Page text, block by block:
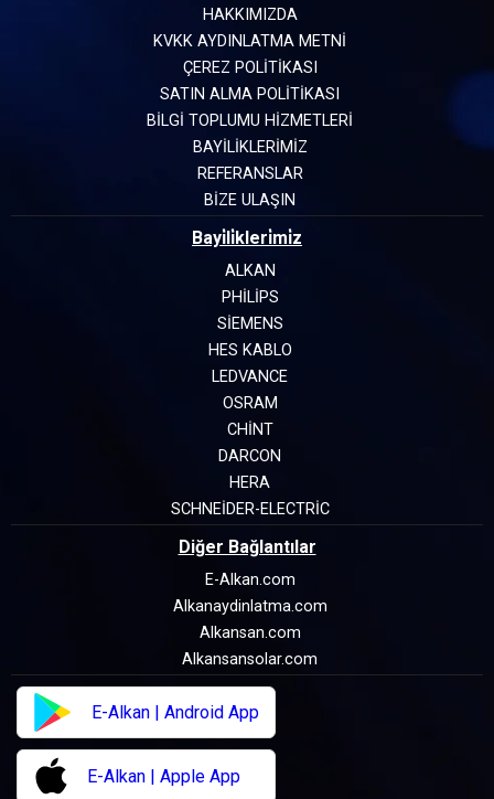
HAKKIMIZDA
KVKK AYDINLATMA METNİ
ÇEREZ POLİTİKASI
SATIN ALMA POLİTİKASI
BİLGİ TOPLUMU HİZMETLERİ
BAYİLİKLERİMİZ
REFERANSLAR
BİZE ULAŞIN
Bayi̇li̇kleri̇mi̇z
ALKAN
PHILIPS
SIEMENS
HES KABLO
LEDVANCE
OSRAM
CHINT
DARCON
HERA
SCHNEIDER-ELECTRIC
Diğer Bağlantılar
E-Alkan.com
Alkanaydinlatma.com
Alkansan.com
Alkansansolar.com
E-Alkan | Android App
E-Alkan | Apple App